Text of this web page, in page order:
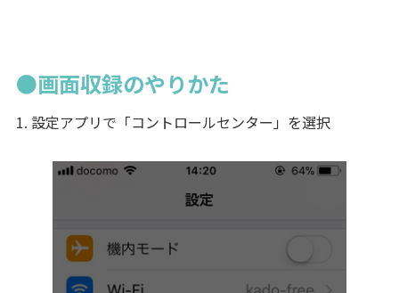
●画面収録のやりかた
1. 設定アプリで「コントロールセンター」を選択